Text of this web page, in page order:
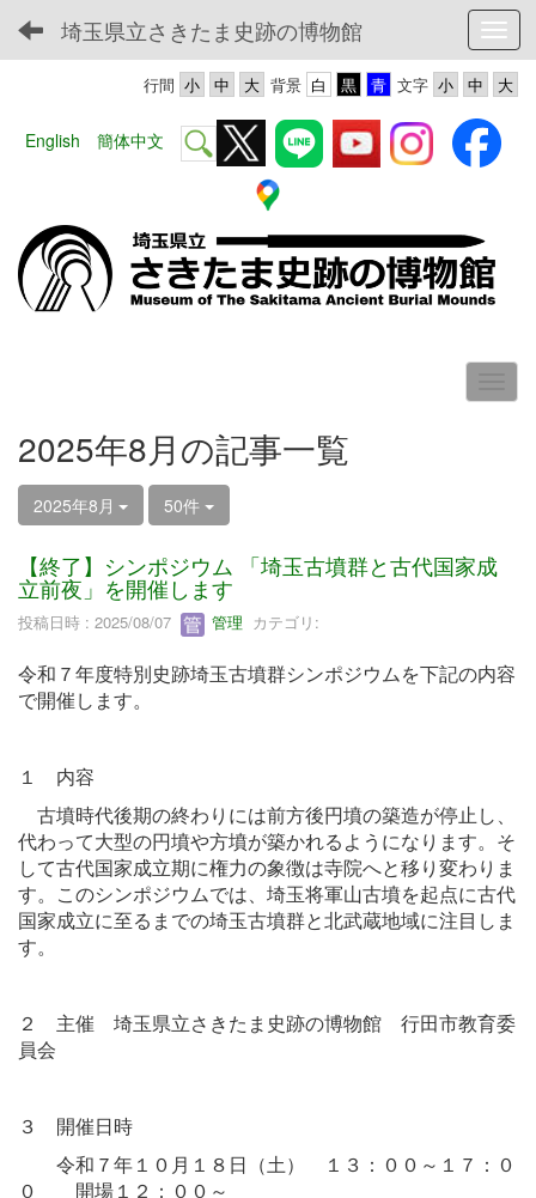
埼玉県立さきたま史跡の博物館
文字
背景
行間
English 簡体中文
2025年8月の記事一覧
2025年8月 50件
【終了】シンポジウム 「埼玉古墳群と古代国家成
立前夜」を開催します
投稿日時 : 2025/08/07 管理 カテゴリ:
令和７年度特別史跡埼玉古墳群シンポジウムを下記の内容
で開催します。
１ 内容
古墳時代後期の終わりには前方後円墳の築造が停止し、
代わって大型の円墳や方墳が築かれるようになります。そ
して古代国家成立期に権力の象徴は寺院へと移り変わりま
す。このシンポジウムでは、埼玉将軍山古墳を起点に古代
国家成立に至るまでの埼玉古墳群と北武蔵地域に注目しま
す。
２ 主催 埼玉県立さきたま史跡の博物館 行田市教育委
員会
３ 開催日時
令和７年１０月１８日（土） １３：００～１７：０
０ 開場１２：００～